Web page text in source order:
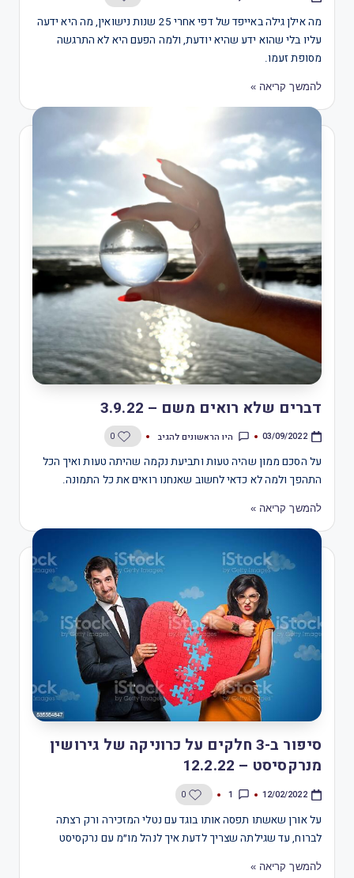
מה אילן גילה באייפד של דפי אחרי 25 שנות נישואין, מה היא ידעה
עליו בלי שהוא ידע שהיא יודעת, ולמה הפעם היא לא התרגשה
מסופת זעמו.
להמשך קריאה »
דברים שלא רואים משם – 3.9.22
03/09/2022 היו הראשונים להגיב 0
על הסכם ממון שהיה טעות ותביעת נקמה שהיתה טעות ואיך הכל
התהפך ולמה לא כדאי לחשוב שאנחנו רואים את כל התמונה.
להמשך קריאה »
סיפור ב-3 חלקים על כרוניקה של גירושין
מנרקסיסט – 12.2.22
12/02/2022
1
0
על אורן שאשתו תפסה אותו בוגד עם נטלי המזכירה ורק רצתה
לברוח, עד שגילתה שצריך לדעת איך לנהל מו״מ עם נרקסיסט
להמשך קריאה »